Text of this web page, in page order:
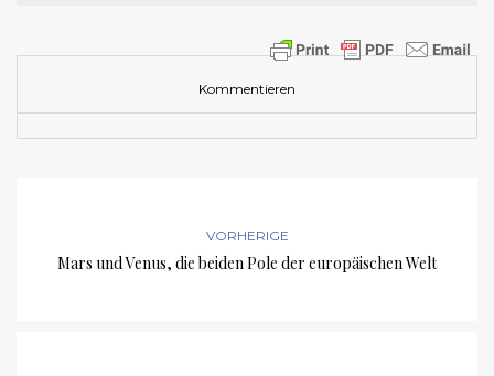
Kommentieren
VORHERIGE
Mars und Venus, die beiden Pole der europäischen Welt